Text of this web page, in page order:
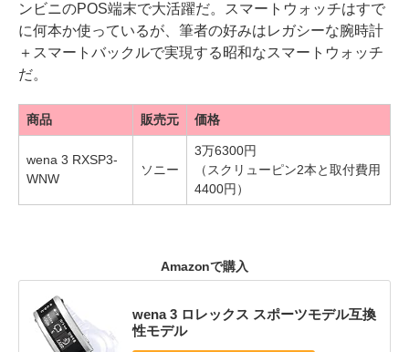
ンビニのPOS端末で大活躍だ。スマートウォッチはすで
に何本か使っているが、筆者の好みはレガシーな腕時計
＋スマートバックルで実現する昭和なスマートウォッチ
だ。
商品 販売元 価格
wena 3 RXSP3-
WNW
ソニー
3万6300円
（スクリューピン2本と取付費用
4400円）
Amazonで購入
wena 3 ロレックス スポーツモデル互換
性モデル